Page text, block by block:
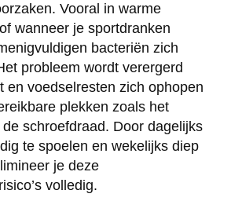
Vooral in warme
wanneer je sportdranken
bacteriën zich
probleem wordt verergerd
en voedselresten zich ophopen
plekken zoals het
schroefdraad. Door dagelijks
te spoelen en wekelijks diep
je deze
volledig.